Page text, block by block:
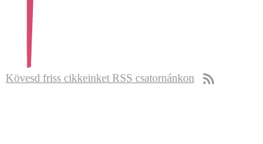
Kövesd friss cikkeinket RSS csatornánkon